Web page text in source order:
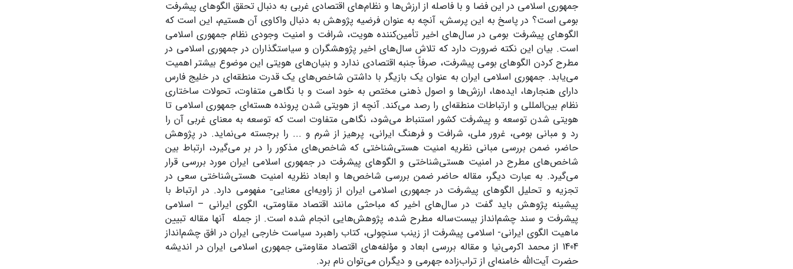
جمهوری اسلامی در این فضا و با فاصله از ارزش‌ها و نظام‌های اقتصادی غربی به دنبال تحقق الگوهای پیشرفت
بومی است؟ در پاسخ به این پرسش، آنچه به عنوان فرضیه پژوهش به دنبال واکاوی آن هستیم، این است که
الگوهای پیشرفت بومی در سال‌های اخیر تأمین‌کننده هویت، شرافت و امنیت وجودی نظام جمهوری اسلامی
است. بیان این نکته ضرورت دارد که تلاش سال‌های اخیر پژوهشگران و سیاستگذاران در جمهوری اسلامی در
مطرح کردن الگوهای بومی پیشرفت، صرفاً جنبه اقتصادی ندارد و بنیان‌های هویتی این موضوع بیشتر اهمیت
می‌یابد. جمهوری اسلامی ایران به عنوان یک بازیگر با داشتن شاخص‌های یک قدرت منطقه‌ای در خلیج فارس
دارای هنجارها، ایده‌ها، ارزش‌ها و اصول ذهنی مختص به خود است و با نگاهی متفاوت، تحولات ساختاری
نظام بین‌المللی و ارتباطات منطقه‌ای را رصد می‌کند. آنچه از هویتی شدن پرونده هسته‌ای جمهوری اسلامی تا
هویتی شدن توسعه و پیشرفت کشور استنباط می‌شود، نگاهی متفاوت است که توسعه به معنای غربی آن را
رد و مبانی بومی، غرور ملی، شرافت و فرهنگ ایرانی، پرهیز از شرم و ... را برجسته می‌نماید. در پژوهش
حاضر، ضمن بررسی مبانی نظریه امنیت هستی‌شناختی که شاخص‌های مذکور را در بر می‌گیرد، ارتباط بین
شاخص‌های مطرح در امنیت هستی‌شناختی و الگوهای پیشرفت در جمهوری اسلامی ایران مورد بررسی قرار
می‌گیرد. به عبارت دیگر، مقاله حاضر ضمن بررسی شاخص‌ها و ابعاد نظریه امنیت هستی‌شناختی سعی در
تجزیه و تحلیل الگوهای پیشرفت در جمهوری اسلامی ایران از زاویه‌ای معنایی- مفهومی دارد. در ارتباط با
پیشینه پژوهش باید گفت در سال‌های اخیر که مباحثی مانند اقتصاد مقاومتی، الگوی ایرانی – اسلامی
پیشرفت و سند چشم‌انداز بیست‌ساله مطرح شده، پژوهش‌هایی انجام شده است. از جمله آنها مقاله تبیین
ماهیت الگوی ایرانی- اسلامی پیشرفت از زینب سنچولی، کتاب راهبرد سیاست خارجی ایران در افق چشم‌انداز
1404 از محمد اکرمی‌نیا و مقاله بررسی ابعاد و مؤلفه‌های اقتصاد مقاومتی جمهوری اسلامی ایران در اندیشه
حضرت آیت‌الله خامنه‌ای از تراب‌زاده جهرمی و دیگران می‌توان نام برد.